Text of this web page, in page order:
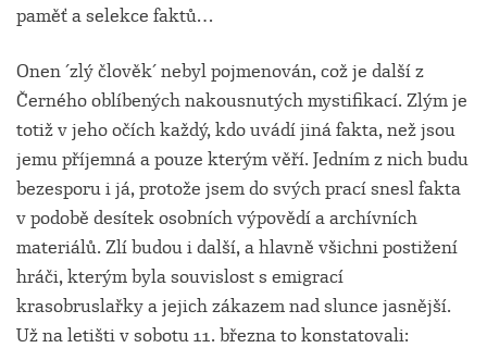
paměť a selekce faktů…
Onen ´zlý člověk´ nebyl pojmenován, což je další z
Černého oblíbených nakousnutých mystifikací. Zlým je
totiž v jeho očích každý, kdo uvádí jiná fakta, než jsou
jemu příjemná a pouze kterým věří. Jedním z nich budu
bezesporu i já, protože jsem do svých prací snesl fakta
v podobě desítek osobních výpovědí a archívních
materiálů. Zlí budou i další, a hlavně všichni postižení
hráči, kterým byla souvislost s emigrací
krasobruslařky a jejich zákazem nad slunce jasnější.
Už na letišti v sobotu 11. března to konstatovali: